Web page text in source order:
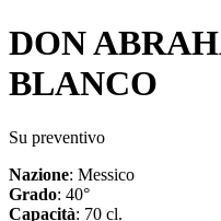
DON
BLANCO
Su preventivo
Nazione: Messico
Grado: 40°
Capacità: 70 cl.